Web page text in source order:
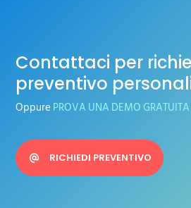
Contattaci per
preventivo
Oppure PROVA UNA DEMO GRATUITA
RICHIEDI PREVENTIVO